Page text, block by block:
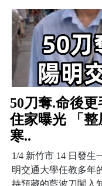
50刀奪.命後
住家曝光 「
寒..
1/4 新竹市 14 日發
明交通大學任教多年
持預藏的藍波刀闖入